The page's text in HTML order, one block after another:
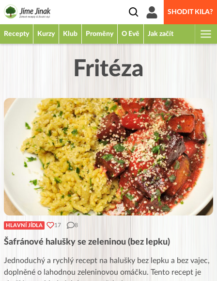
SHODIT KILA?
Recepty Kurzy Klub Proměny O Evě Jak začít
Fritéza
HLAVNÍ JÍDLA 17 8
Šafránové halušky se zeleninou (bez lepku)
Jednoduchý a rychlý recept na halušky bez lepku a bez vajec,
doplněné o lahodnou zeleninovou omáčku. Tento recept je